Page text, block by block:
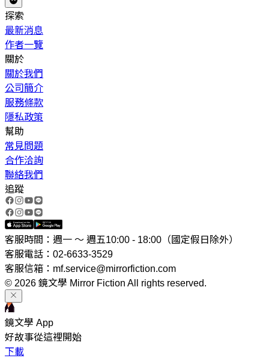
探索
最新消息
作者一覽
關於
關於我們
公司簡介
服務條款
隱私政策
幫助
常見問題
合作洽詢
聯絡我們
追蹤
客服時間：週一 ～ 週五10:00 - 18:00（國定假日除外）
客服電話：02-6633-3529
客服信箱：mf.service@mirrorfiction.com
© 2026 鏡文學 Mirror Fiction All rights reserved.
鏡文學 App
好故事從這裡開始
下載